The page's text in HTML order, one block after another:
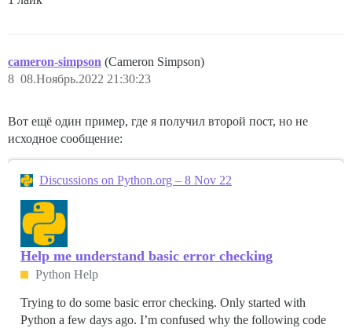
cameron-simpson (Cameron Simpson)
08.Ноябрь.2022 21:30:23
8
Вот ещё один пример, где я получил второй пост, но не
исходное сообщение:
Discussions on Python.org – 8 Nov 22
Help me understand basic error checking
Python Help
Trying to do some basic error checking. Only started with
Python a few days ago. I’m confused why the following code